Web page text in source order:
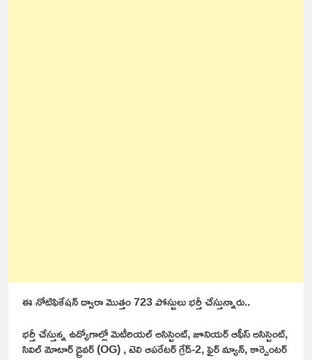
ఈ నోటిఫికేషన్ ద్వారా మొత్తం 723 పోస్టులు భర్తీ చేస్తున్నారు..
భర్తీ చేస్తున్న ఉద్యోగాల్లో మెటీరియల్ అసిస్టెంట్, జూనియర్ ఆఫీస్ అసిస్టెంట్,
సివిల్ మోటార్ డ్రైవర్ (OG) , టెలి ఆపరేటర్ గ్రేడ్-2, ఫైర్ మ్యాన్, కార్పెంటర్